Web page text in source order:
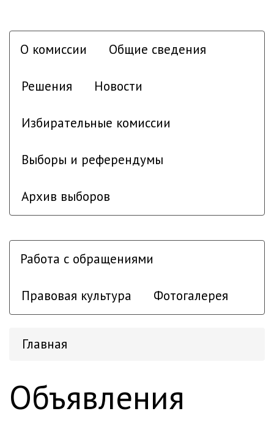
О комиссии Общие сведения
Решения Новости
Избирательные комиссии
Выборы и референдумы
Архив выборов
Работа с обращениями
Правовая культура Фотогалерея
Главная
Объявления